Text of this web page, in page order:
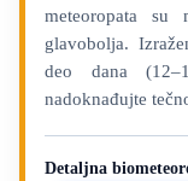
meteoropata su
glavobolja.
deo dana
nadoknađujte
Detaljna